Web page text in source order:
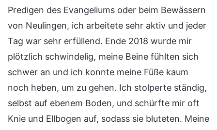
Predigen des Evangeliums oder beim Bewässern
von Neulingen, ich arbeitete sehr aktiv und jeder
Tag war sehr erfüllend. Ende 2018 wurde mir
plötzlich schwindelig, meine Beine fühlten sich
schwer an und ich konnte meine Füße kaum
noch heben, um zu gehen. Ich stolperte ständig,
selbst auf ebenem Boden, und schürfte mir oft
Knie und Ellbogen auf, sodass sie bluteten. Meine